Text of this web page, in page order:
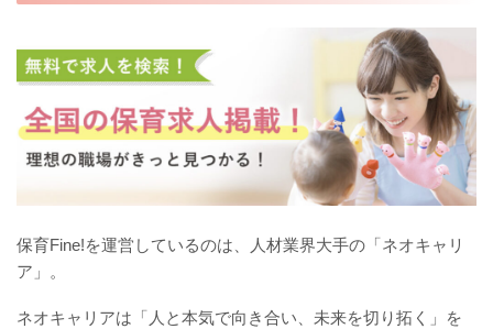
保育Fine!を運営しているのは、人材業界大手の「ネオキャリ
ア」。
ネオキャリアは「人と本気で向き合い、未来を切り拓く」を